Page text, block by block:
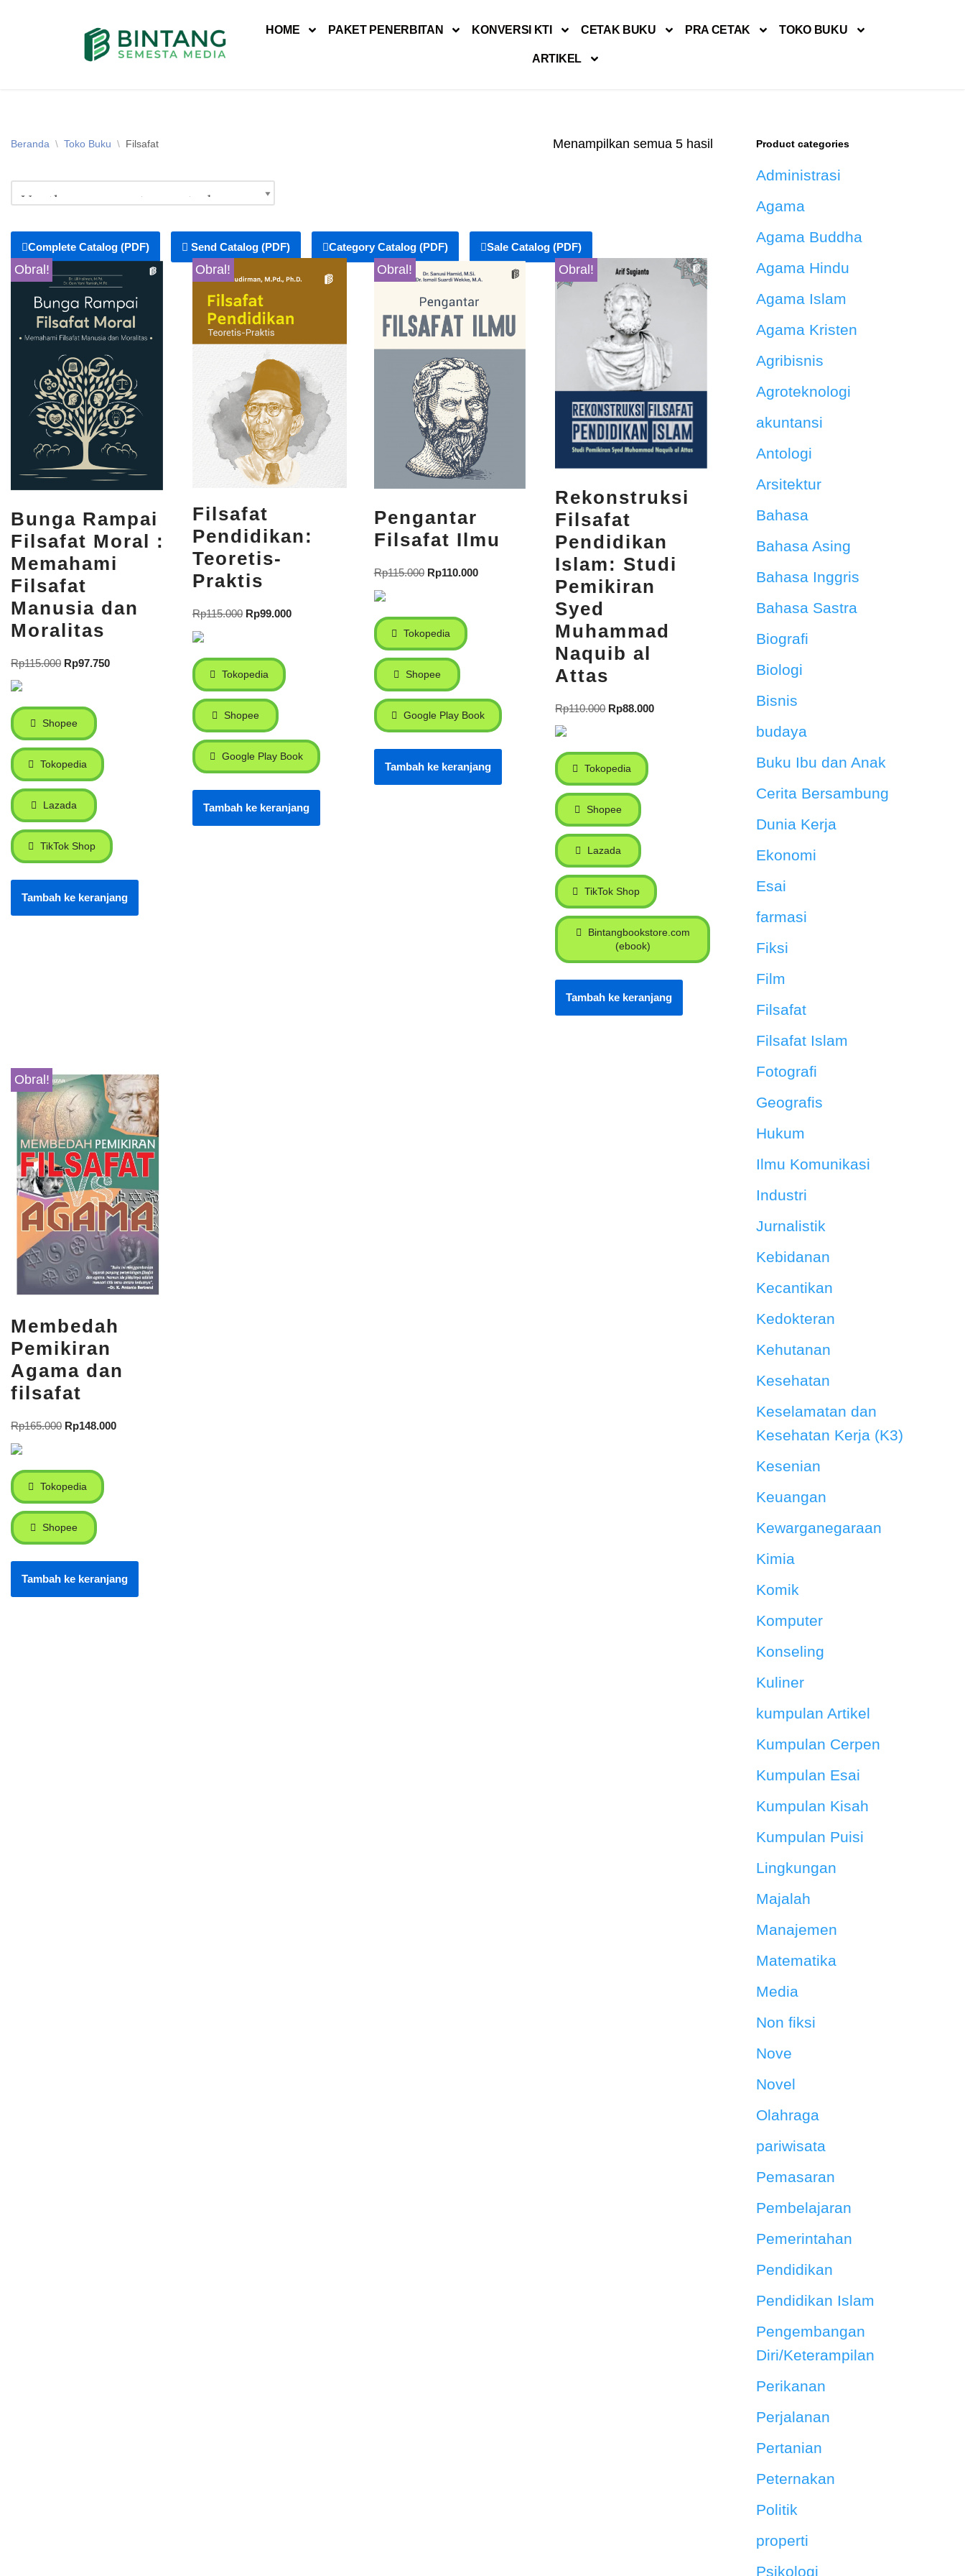
HOME PAKET PENERBITAN KONVERSI KTI CETAK BUKU PRA CETAK TOKO BUKU
ARTIKEL
Beranda \ Toko Buku \ Filsafat Menampilkan semua 5 hasil
Complete Catalog (PDF) Send Catalog (PDF) Category Catalog (PDF) Sale Catalog (PDF)
Obral!
Bunga Rampai
Filsafat Moral :
Memahami
Filsafat
Manusia dan
Moralitas
Rp115.000 Rp97.750
Shopee
Tokopedia
Lazada
TikTok Shop
Tambah ke keranjang
Obral!
Filsafat
Pendidikan:
Teoretis-
Praktis
Rp115.000 Rp99.000
Tokopedia
Shopee
Google Play Book
Tambah ke keranjang
Obral!
Pengantar
Filsafat Ilmu
Rp115.000 Rp110.000
Tokopedia
Shopee
Google Play Book
Tambah ke keranjang
Obral!
Rekonstruksi
Filsafat
Pendidikan
Islam: Studi
Pemikiran
Syed
Muhammad
Naquib al
Attas
Rp110.000 Rp88.000
Tokopedia
Shopee
Lazada
TikTok Shop
Bintangbookstore.com
(ebook)
Tambah ke keranjang
Obral!
Membedah
Pemikiran
Agama dan
filsafat
Rp165.000 Rp148.000
Tokopedia
Shopee
Tambah ke keranjang
Product categories
Administrasi
Agama
Agama Buddha
Agama Hindu
Agama Islam
Agama Kristen
Agribisnis
Agroteknologi
akuntansi
Antologi
Arsitektur
Bahasa
Bahasa Asing
Bahasa Inggris
Bahasa Sastra
Biografi
Biologi
Bisnis
budaya
Buku Ibu dan Anak
Cerita Bersambung
Dunia Kerja
Ekonomi
Esai
farmasi
Fiksi
Film
Filsafat
Filsafat Islam
Fotografi
Geografis
Hukum
Ilmu Komunikasi
Industri
Jurnalistik
Kebidanan
Kecantikan
Kedokteran
Kehutanan
Kesehatan
Keselamatan dan
Kesehatan Kerja (K3)
Kesenian
Keuangan
Kewarganegaraan
Kimia
Komik
Komputer
Konseling
Kuliner
kumpulan Artikel
Kumpulan Cerpen
Kumpulan Esai
Kumpulan Kisah
Kumpulan Puisi
Lingkungan
Majalah
Manajemen
Matematika
Media
Non fiksi
Nove
Novel
Olahraga
pariwisata
Pemasaran
Pembelajaran
Pemerintahan
Pendidikan
Pendidikan Islam
Pengembangan
Diri/Keterampilan
Perikanan
Perjalanan
Pertanian
Peternakan
Politik
properti
Psikologi